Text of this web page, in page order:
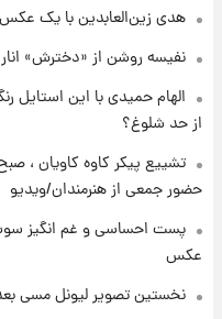
۲۲ ساعت پیش
خواستگار ۵۰ساله شاهدخت لئونور بازداشت شد
۲۳ ساعت پیش
استوری
هدی زین‌العابدین با یک عکس
نفیسه روشن از «دخترش» انار
الهام حمیدی با این استایل
از حد شلوغ؟
تشییع پیکر کاوه کاویان ، صبح
حضور جمعی از هنرمندان/ویدیو
پست احساسی و غم انگیز سوسن
عکس
نخستین تصویر لیونل مسی